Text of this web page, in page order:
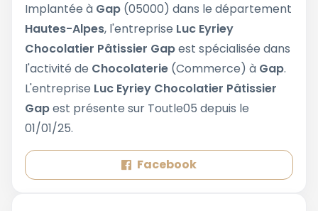
Implantée à Gap (05000) dans le département
Hautes-Alpes, l'entreprise Luc Eyriey
Chocolatier Pâtissier Gapest spécialisée dans
l'activité de Chocolaterie (Commerce) à Gap.
L'entreprise Luc Eyriey Chocolatier Pâtissier
Gapest présente sur Toutle05 depuis le
01/01/25.
Facebook